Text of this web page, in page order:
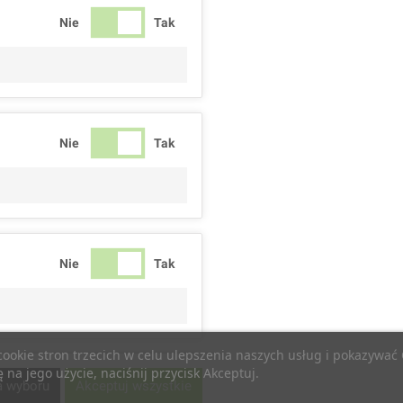
stron trzecich w celu ulepszenia naszych usług i
jego użycie, naciśnij przycisk Akceptuj.
Nie Tak
Nie Tak
Nie Tak
Nie Tak
wyboru Akceptuj wszystkie